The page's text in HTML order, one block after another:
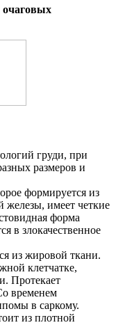
очаговых
груди, при
размеров и
формируется из
железы, имеет четкие
форма
в злокачественное
из жировой ткани.
клетчатке,
Протекает
временем
в саркому.
из плотной